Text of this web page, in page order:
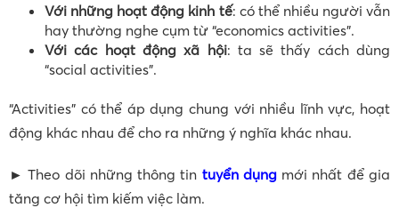
Với những hoạt động kinh tế: có thể nhiều người vẫn
hay thường nghe cụm từ “economics activities”.
Với các hoạt động xã hội: ta sẽ thấy cách dùng
“social activities”.
“Activities” có thể áp dụng chung với nhiều lĩnh vực, hoạt
động khác nhau để cho ra những ý nghĩa khác nhau.
► Theo dõi những thông tin tuyển dụngmới nhất để gia
tăng cơ hội tìm kiếm việc làm.